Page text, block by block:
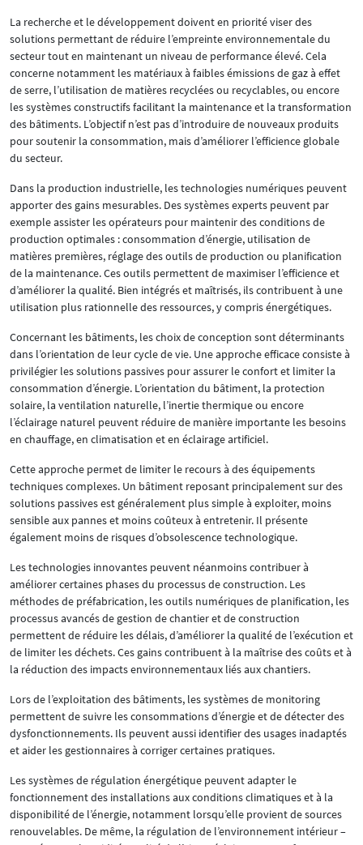
La recherche et le développement doivent en priorité viser des
solutions permettant de réduire l’empreinte environnementale du
secteur tout en maintenant un niveau de performance élevé. Cela
concerne notamment les matériaux à faibles émissions de gaz à effet
de serre, l’utilisation de matières recyclées ou recyclables, ou encore
les systèmes constructifs facilitant la maintenance et la transformation
des bâtiments. L’objectif n’est pas d’introduire de nouveaux produits
pour soutenir la consommation, mais d’améliorer l’efficience globale
du secteur.
Dans la production industrielle, les technologies numériques peuvent
apporter des gains mesurables. Des systèmes experts peuvent par
exemple assister les opérateurs pour maintenir des conditions de
production optimales : consommation d’énergie, utilisation de
matières premières, réglage des outils de production ou planification
de la maintenance. Ces outils permettent de maximiser l’efficience et
d’améliorer la qualité. Bien intégrés et maîtrisés, ils contribuent à une
utilisation plus rationnelle des ressources, y compris énergétiques.
Concernant les bâtiments, les choix de conception sont déterminants
dans l’orientation de leur cycle de vie. Une approche efficace consiste à
privilégier les solutions passives pour assurer le confort et limiter la
consommation d’énergie. L’orientation du bâtiment, la protection
solaire, la ventilation naturelle, l’inertie thermique ou encore
l’éclairage naturel peuvent réduire de manière importante les besoins
en chauffage, en climatisation et en éclairage artificiel.
Cette approche permet de limiter le recours à des équipements
techniques complexes. Un bâtiment reposant principalement sur des
solutions passives est généralement plus simple à exploiter, moins
sensible aux pannes et moins coûteux à entretenir. Il présente
également moins de risques d’obsolescence technologique.
Les technologies innovantes peuvent néanmoins contribuer à
améliorer certaines phases du processus de construction. Les
méthodes de préfabrication, les outils numériques de planification, les
processus avancés de gestion de chantier et de construction
permettent de réduire les délais, d’améliorer la qualité de l’exécution et
de limiter les déchets. Ces gains contribuent à la maîtrise des coûts et à
la réduction des impacts environnementaux liés aux chantiers.
Lors de l’exploitation des bâtiments, les systèmes de monitoring
permettent de suivre les consommations d’énergie et de détecter des
dysfonctionnements. Ils peuvent aussi identifier des usages inadaptés
et aider les gestionnaires à corriger certaines pratiques.
Les systèmes de régulation énergétique peuvent adapter le
fonctionnement des installations aux conditions climatiques et à la
disponibilité de l’énergie, notamment lorsqu’elle provient de sources
renouvelables. De même, la régulation de l’environnement intérieur –